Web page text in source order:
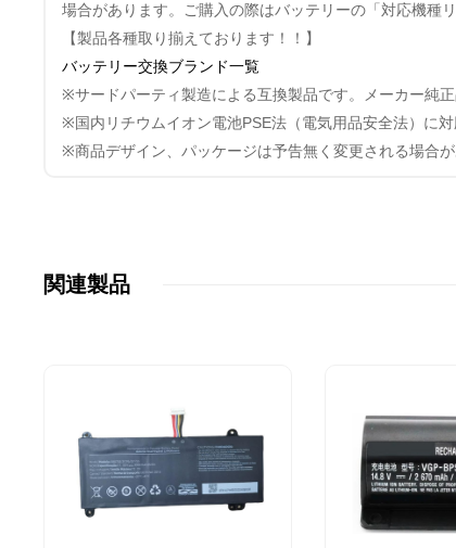
場合があります。ご購入の際はバッテリーの「対応機種
【製品各種取り揃えております！！】
バッテリー交換ブランド一覧
※サードパーティ製造による互換製品です。メーカー純正
※国内リチウムイオン電池PSE法（電気用品安全法）に対
※商品デザイン、パッケージは予告無く変更される場合が
関連製品